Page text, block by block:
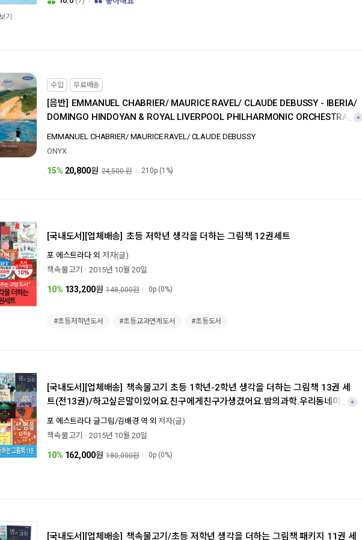
기
수입 무료배송
[음반] EMMANUEL CHABRIER/ MAURICE RAVEL/ CLAUDE DEBUSSY - IBERIA/
DOMINGO HINDOYAN & ROYAL LIVERPOOL PHILHARMONIC ORCHESTRA [이
EMMANUEL CHABRIER/ MAURICE RAVEL/ CLAUDE DEBUSSY
ONYX
15% 20,800원 24,500 원 210p (1%)
[국내도서][업체배송] 초등 저학년 생각을 더하는 그림책 12권세트
포 에스트라다 외 저자(글)
책속물고기
2015년 10월 20일
10% 133,200원 148,000원 0p (0%)
#초등저학년도서 #초등교과연계도서 #초등도서
[국내도서][업체배송] 책속물고기 초등 1학년-2학년 생각을 더하는 그림책 13권 세
트(전13권)/하고싶은말이있어요.친구에게친구가생겼어요.밤의과학.우리동네미술
과.나만의박물관/감정그림책/생명존중
포 에스트라다 글그림/김배경 역 외 저자(글)
책속물고기
2015년 10월 20일
10% 162,000원 180,000원 0p (0%)
[국내도서][업체배송] 책속물고기/초등 저학년 생각을 더하는 그림책 패키지 11권 세